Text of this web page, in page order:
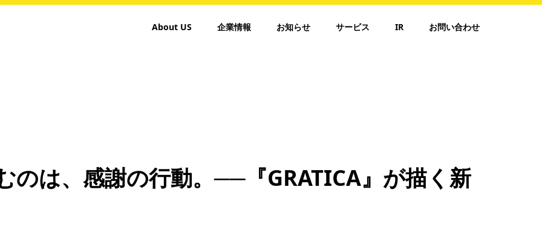
About US 企業情報 お知らせ サービス IR お問い合わせ
のは、感謝の行動。──『GRATICA』が描く新